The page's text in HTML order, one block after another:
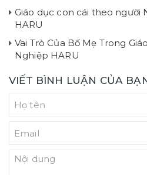
Giáo dục con cái theo người
HARU
Vai Trò Của Bố Mẹ Trong
Nghiệp HARU
VIẾT BÌNH LUẬN CỦA